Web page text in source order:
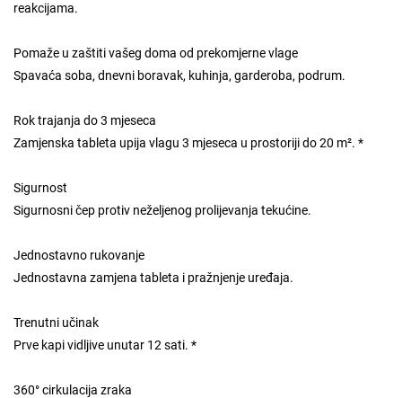
reakcijama.
Pomaže u zaštiti vašeg doma od prekomjerne vlage
Spavaća soba, dnevni boravak, kuhinja, garderoba, podrum.
Rok trajanja do 3 mjeseca
Zamjenska tableta upija vlagu 3 mjeseca u prostoriji do 20 m². *
Sigurnost
Sigurnosni čep protiv neželjenog prolijevanja tekućine.
Jednostavno rukovanje
Jednostavna zamjena tableta i pražnjenje uređaja.
Trenutni učinak
Prve kapi vidljive unutar 12 sati. *
360° cirkulacija zraka